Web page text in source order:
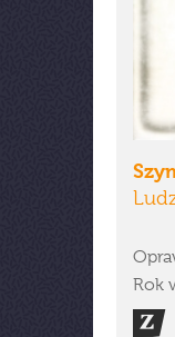
Rok